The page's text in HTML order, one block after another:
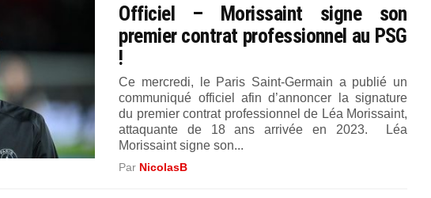
Officiel – Morissaint signe son
premier contrat professionnel au PSG
!
Ce mercredi, le Paris Saint-Germain a publié un
communiqué officiel afin d’annoncer la signature
du premier contrat professionnel de Léa Morissaint,
attaquante de 18 ans arrivée en 2023. Léa
Morissaint signe son...
Par NicolasB